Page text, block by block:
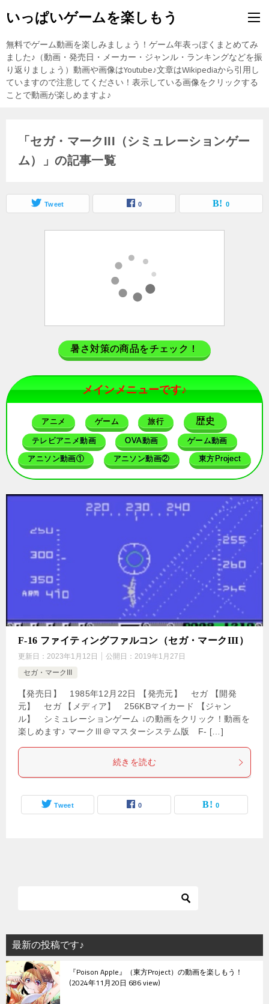
いっぱいゲームを楽しもう
無料でゲーム動画を楽しみましょう！ゲーム年表っぽくまとめてみ
ました♪（動画・発売日・メーカー・ジャンル・ランキングなどを振
り返りましょう）動画や画像はYoutube♪文章はWikipediaから引用し
ていますので注意してください！表示している画像をクリックする
ことで動画が楽しめますよ♪
「セガ・マークIII（シミュレーションゲー
ム）」の記事一覧
Tweet 0 0
暑さ対策の商品をチェック！
メインメニューです♪
アニメ ゲーム 旅行 歴史
テレビアニメ動画 OVA動画 ゲーム動画
アニソン動画① アニソン動画② 東方Project
F-16 ファイティングファルコン（セガ・マークIII）
更新日： 2023年1月12日 公開日： 2019年1月27日
セガ・マークIII
【発売日】 1985年12月22日 【発売元】 セガ 【開発
元】 セガ 【メディア】 256KBマイカード 【ジャン
ル】 シミュレーションゲーム ↓の動画をクリック！動画を
楽しめます♪ マークⅢ＠マスターシステム版 F- […]
続きを読む
Tweet 0 0
最新の投稿です♪
『Poison Apple』（東方Project）の動画を楽しもう！
2024年11月20日 686 view